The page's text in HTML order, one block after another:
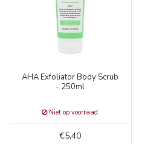
AHA Exfoliator Body Scrub
- 250ml
Niet op voorraad
€5,40